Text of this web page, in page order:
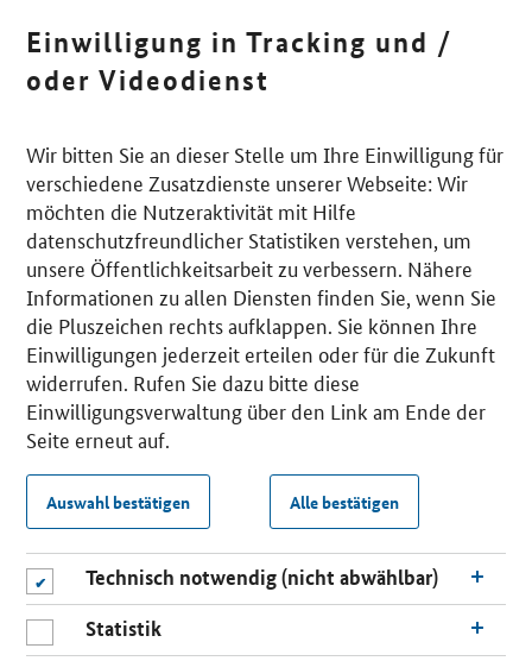
Einwilligung in Tracking und /
oder Videodienst
Wir bitten Sie an dieser Stelle um Ihre Einwilligung für
verschiedene Zusatzdienste unserer Webseite: Wir
möchten die Nutzeraktivität mit Hilfe
datenschutzfreundlicher Statistiken verstehen, um
unsere Öffentlichkeitsarbeit zu verbessern. Nähere
Informationen zu allen Diensten finden Sie, wenn Sie
die Pluszeichen rechts aufklappen. Sie können Ihre
Einwilligungen jederzeit erteilen oder für die Zukunft
widerrufen. Rufen Sie dazu bitte diese
Einwilligungsverwaltung über den Link am Ende der
Seite erneut auf.
Auswahl bestätigen Alle bestätigen
Technisch notwendig (nicht abwählbar)
Statistik